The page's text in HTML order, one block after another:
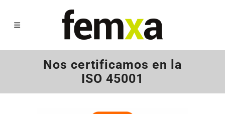
Nos certificamos en la
ISO 45001